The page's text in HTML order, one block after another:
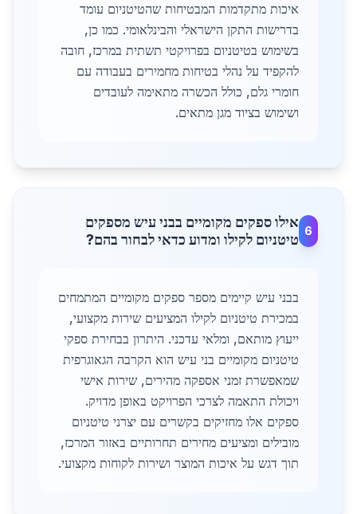
איכות מתקדמות המבטיחות שהטיטניום עומד
בדרישות התקן הישראלי והבינלאומי. כמו כן,
בשימוש בטיטניום בפרויקטי תשתית במרכז, חובה
להקפיד על נהלי בטיחות מחמירים בעבודה עם
חומרי גלם, כולל הכשרה מתאימה לעובדים
ושימוש בציוד מגן מתאים.
6
אילו ספקים מקומיים בבני עיש מספקים
טיטניום לקילו ומדוע כדאי לבחור בהם?
בבני עיש קיימים מספר ספקים מקומיים המתמחים
במכירת טיטניום לקילו המציעים שירות מקצועי,
ייעוץ מותאם, ומלאי עדכני. היתרון בבחירת ספקי
טיטניום מקומיים בני עיש הוא הקרבה הגאוגרפית
שמאפשרת זמני אספקה מהירים, שירות אישי
ויכולת התאמה לצרכי הפרויקט באופן מדויק.
ספקים אלו מחזיקים בקשרים עם יצרני טיטניום
מובילים ומציעים מחירים תחרותיים באזור המרכז,
תוך דגש על איכות המוצר ושירות לקוחות מקצועי.